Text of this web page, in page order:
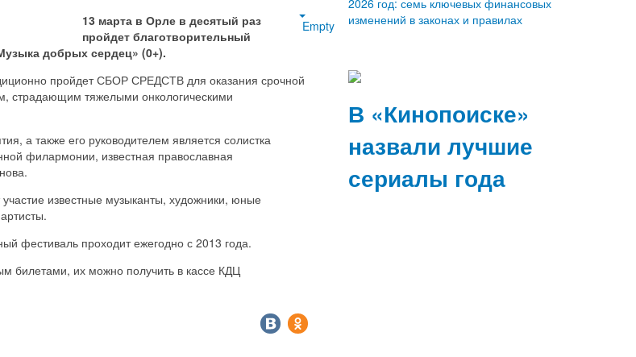
Empty
13 марта в Орле в десятый раз
пройдет благотворительный
добрых сердец» (0+).
пройдет СБОР СРЕДСТВ для оказания срочной
страдающим тяжелыми онкологическими
а также его руководителем является солистка
филармонии, известная православная
известные музыканты, художники, юные
фестиваль проходит ежегодно с 2013 года.
билетами, их можно получить в кассе КДЦ
2026 год: семь ключевых финансовых
изменений в законах и правилах
В «Кинопоиске»
назвали лучшие
сериалы года